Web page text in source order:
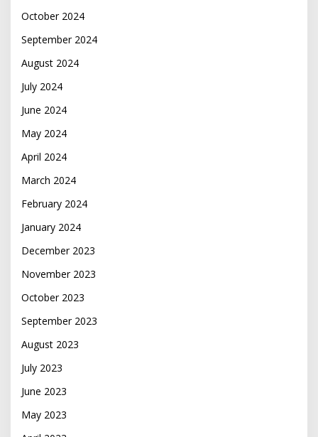
October 2024
September 2024
August 2024
July 2024
June 2024
May 2024
April 2024
March 2024
February 2024
January 2024
December 2023
November 2023
October 2023
September 2023
August 2023
July 2023
June 2023
May 2023